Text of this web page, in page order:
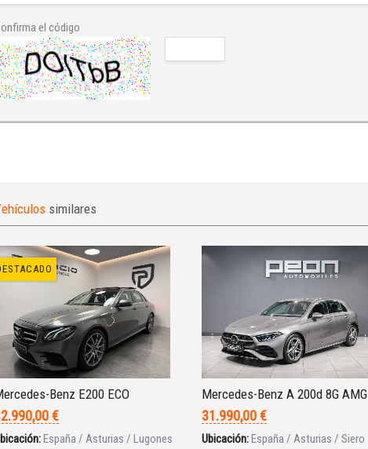
el código
similares
Benz E200 ECO
€
España / Asturias / Lugones
Mercedes-Benz A 200d 8G AMG
31.990,00 €
Ubicación:España / Asturias / Siero